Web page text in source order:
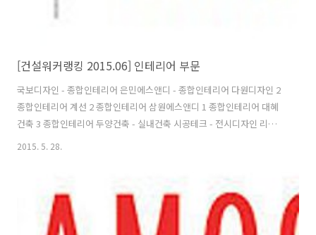
[건설워커랭킹 2015.06] 인테리어 부문
국보디자인 - 종합인테리어 은민에스앤디 - 종합인테리어 다원디자인 2
종합인테리어 계선 2 종합인테리어 삼원에스앤디 1 종합인테리어 대혜
건축 3 종합인테리어 두양건축 - 실내건축 시공테크 - 전시디자인 리스피
엔씨 - 종합인테리어 엄지하우스 - 종합인테리어 출처 : 건설워커 (순위
2015. 5. 28.